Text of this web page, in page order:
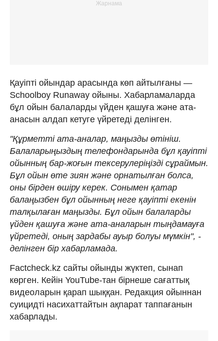
Қауіпті ойындар арасында көп айтылғаны —
Schoolboy Runaway ойыны. Хабарламаларда
бұл ойын балаларды үйден қашуға және ата-
анасын алдап кетуге үйретеді делінген.
"Құрметті ата-аналар, маңызды өтініш.
Балаларыңыздың телефондарында бұл қауіпті
ойынның бар-жоғын тексерулеріңізді сұраймын.
Бұл ойын өте зиян және орнатылған болса,
оны бірден өшіру керек. Сонымен қатар
балаңызбен бұл ойынның неге қауіпті екенін
талқылаған маңызды. Бұл ойын балаларды
үйден қашуға және ата-аналарын тыңдамауға
үйретеді, оның зардабы ауыр болуы мүмкін", -
делінген бір хабарламада.
Factcheck.kz сайты ойынды жүктеп, сынап
көрген. Кейін YouTube-тан бірнеше сағаттық
видеоларын қарап шыққан. Редакция ойыннан
суицидті насихаттайтын ақпарат таппағанын
хабарлады.